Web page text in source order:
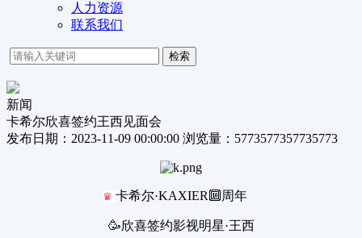
人力资源
联系我们
检索
新闻
卡希尔欣喜签约王西见面会
发布日期：2023-11-09 00:00:00 浏览量：5773577357735773
♛ 卡希尔·KAXIER🔟周年
🥳欣喜签约影视明星·王西